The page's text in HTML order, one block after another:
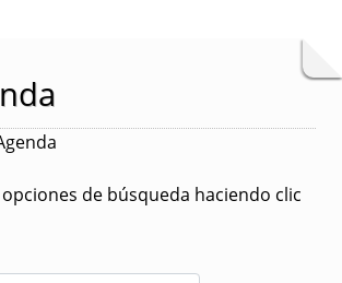
de búsqueda haciendo clic